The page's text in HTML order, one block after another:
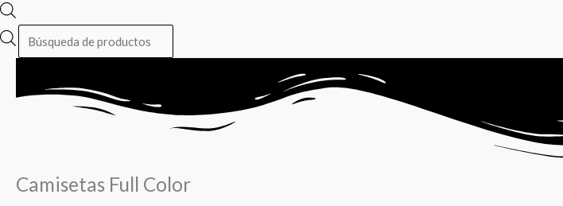
Camisetas Full Color